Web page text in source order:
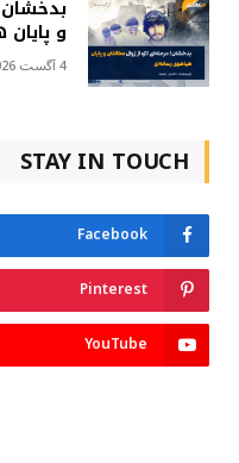
و
4 آگست 2026
STAY IN TOUCH
Facebook
Pinterest
YouTube